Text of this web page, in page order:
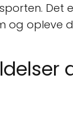
Det
og opleve